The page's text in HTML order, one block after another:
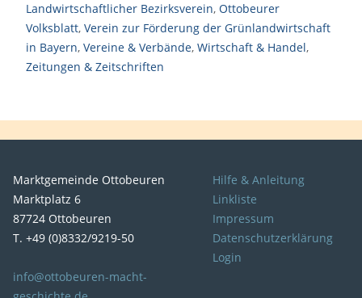
Landwirtschaftlicher Bezirksverein, Ottobeurer
Volksblatt, Verein zur Förderung der Grünlandwirtschaft
in Bayern, Vereine & Verbände, Wirtschaft & Handel,
Zeitungen & Zeitschriften
Marktgemeinde Ottobeuren
Marktplatz 6
87724 Ottobeuren
T. +49 (0)8332/9219-50
info@ottobeuren-macht-
Hilfe & Anleitung
Linkliste
Impressum
Datenschutzerklärung
Login